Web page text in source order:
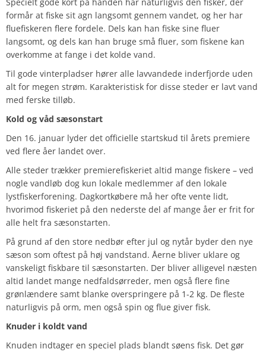
formår at fiske sit agn langsomt gennem vandet, og her har
fluefiskeren flere fordele. Dels kan han fiske sine fluer
langsomt, og dels kan han bruge små fluer, som fiskene kan
overkomme at fange i det kolde vand.
Til gode vinterpladser hører alle lavvandede inderfjorde uden
alt for megen strøm. Karakteristisk for disse steder er lavt vand
med ferske tilløb.
Kold og våd sæsonstart
Den 16. januar lyder det officielle startskud til årets premiere
ved flere åer landet over.
Alle steder trækker premierefiskeriet altid mange fiskere – ved
nogle vandløb dog kun lokale medlemmer af den lokale
lystfiskerforening. Dagkortkøbere må her ofte vente lidt,
hvorimod fiskeriet på den nederste del af mange åer er frit for
alle helt fra sæsonstarten.
På grund af den store nedbør efter jul og nytår byder den nye
sæson som oftest på høj vandstand. Åerne bliver uklare og
vanskeligt fiskbare til sæsonstarten. Der bliver alligevel næsten
altid landet mange nedfaldsørreder, men også flere fine
grønlændere samt blanke overspringere på 1-2 kg. De fleste
naturligvis på orm, men også spin og flue giver fisk.
Knuder i koldt vand
Knuden indtager en speciel plads blandt søens fisk. Det gør